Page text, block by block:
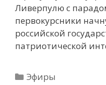
Ливерпулю с
первокурсники
российской
патриотической
Рубрики
Эфиры